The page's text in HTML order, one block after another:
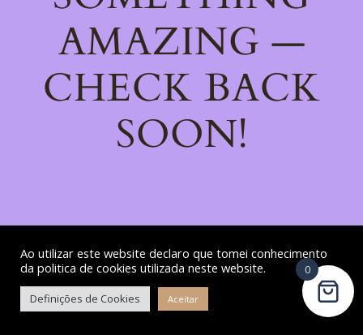
AMAZING —
CHECK BACK
SOON!
Ao utilizar este website declaro que tomei conhecimento
da politica de cookies utilizada neste website.
Definições de Cookies Aceitar
0